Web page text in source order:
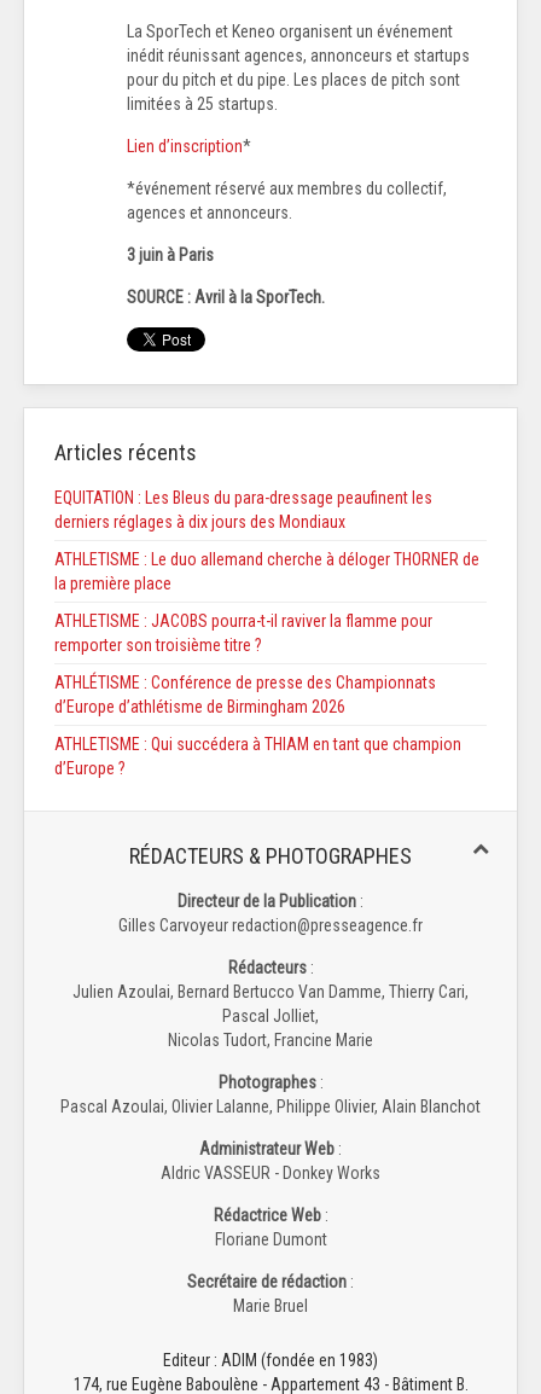
La SporTech et Keneo organisent un événement
inédit réunissant agences, annonceurs et startups
pour du pitch et du pipe. Les places de pitch sont
limitées à 25 startups.
Lien d’inscription*
*événement réservé aux membres du collectif,
agences et annonceurs.
3 juin à Paris
SOURCE : Avril à la SporTech.
Articles récents
EQUITATION : Les Bleus du para-dressage peaufinent les
derniers réglages à dix jours des Mondiaux
ATHLETISME : Le duo allemand cherche à déloger THORNER de
la première place
ATHLETISME : JACOBS pourra-t-il raviver la flamme pour
remporter son troisième titre ?
ATHLÉTISME : Conférence de presse des Championnats
d’Europe d’athlétisme de Birmingham 2026
ATHLETISME : Qui succédera à THIAM en tant que champion
d’Europe ?
RÉDACTEURS & PHOTOGRAPHES
Directeur de la Publication :
Gilles Carvoyeur redaction@presseagence.fr
Rédacteurs:
Julien Azoulai, Bernard Bertucco Van Damme, Thierry Cari,
Pascal Jolliet,
Nicolas Tudort, Francine Marie
Photographes:
Pascal Azoulai, Olivier Lalanne, Philippe Olivier, Alain Blanchot
Administrateur Web :
Aldric VASSEUR - Donkey Works
Rédactrice Web:
Floriane Dumont
Secrétaire de rédaction :
Marie Bruel
Editeur : ADIM (fondée en 1983)
174, rue Eugène Baboulène - Appartement 43 - Bâtiment B.